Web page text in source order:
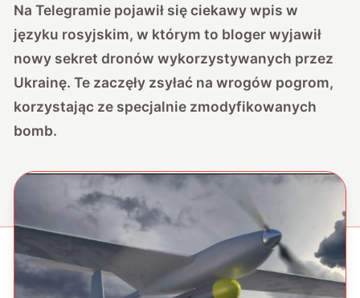
Na Telegramie pojawił się ciekawy wpis w
języku rosyjskim, w którym to bloger wyjawił
nowy sekret dronów wykorzystywanych przez
Ukrainę. Te zaczęły zsyłać na wrogów pogrom,
korzystając ze specjalnie zmodyfikowanych
bomb.